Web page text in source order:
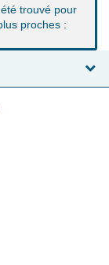
trouvé pour
proches :